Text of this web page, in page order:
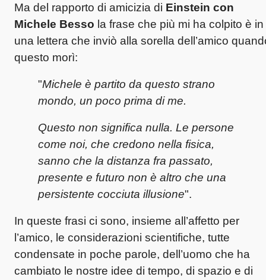
Ma del rapporto di amicizia di Einstein con
Michele Besso la frase che più mi ha colpito è in
una lettera che inviò alla sorella dell’amico
questo morì:
"Michele è partito da questo strano
mondo, un poco prima di me.
Questo non significa nulla. Le persone
come noi, che credono nella fisica,
sanno che la distanza fra passato,
presente e futuro non è altro che una
persistente cocciuta illusione".
In queste frasi ci sono, insieme all’affetto per
l’amico, le considerazioni scientifiche, tutte
condensate in poche parole, dell’uomo che ha
cambiato le nostre idee di tempo, di spazio e di